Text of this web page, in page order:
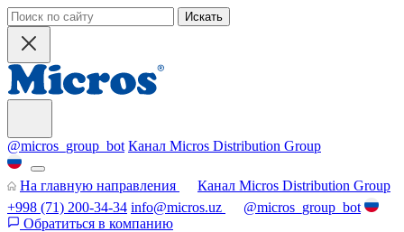
Искать
@micros_group_bot Канал Micros Distribution Group
На главную направления
Канал Micros Distribution Group
+998 (71) 200-34-34 info@micros.uz
@micros_group_bot
Обратиться в компанию